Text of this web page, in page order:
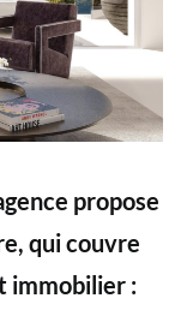
propose
qui couvre
immobilier :